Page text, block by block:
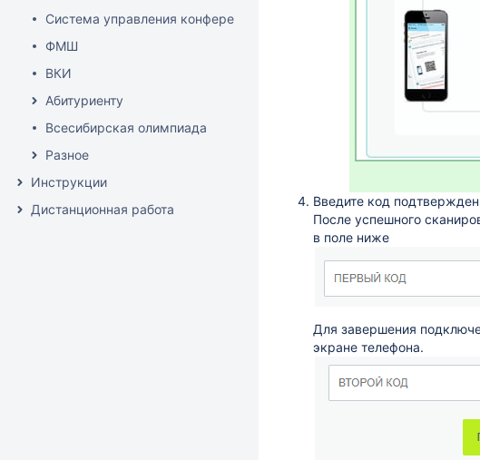
Система управления конференциями
ФМШ
ВКИ
Абитуриенту
Всесибирская олимпиада
Разное
Инструкции
Дистанционная работа
Введите код
После успешного
в поле ниже
Для завершения
экране телефона.